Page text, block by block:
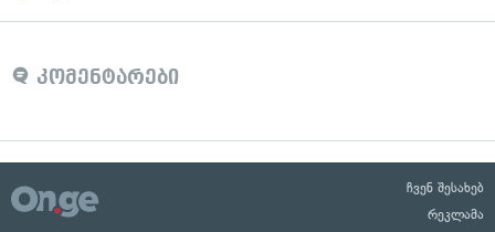
კომენტარები
ჩვენ შესახებ
რეკლამა